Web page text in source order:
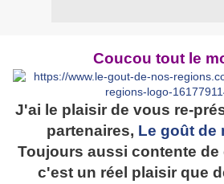
Coucou tout le
J'ai le plaisir de vous re-
partenaires, Le goût de
Toujours aussi contente de
c'est un réel plaisir que